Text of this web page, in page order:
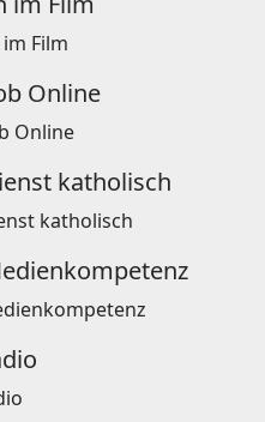
Film
Online
katholisch